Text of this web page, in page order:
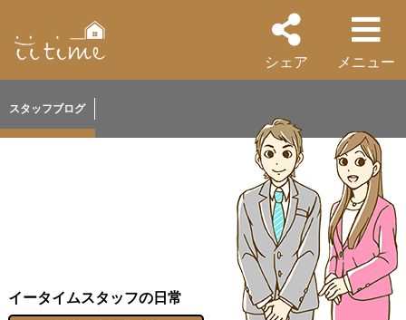
シェア メニュー
スタッフブログ
イータイムスタッフの日常